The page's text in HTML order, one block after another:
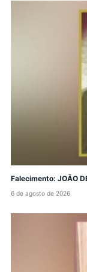
Falecimento: JOÃO
6 de agosto de 2026